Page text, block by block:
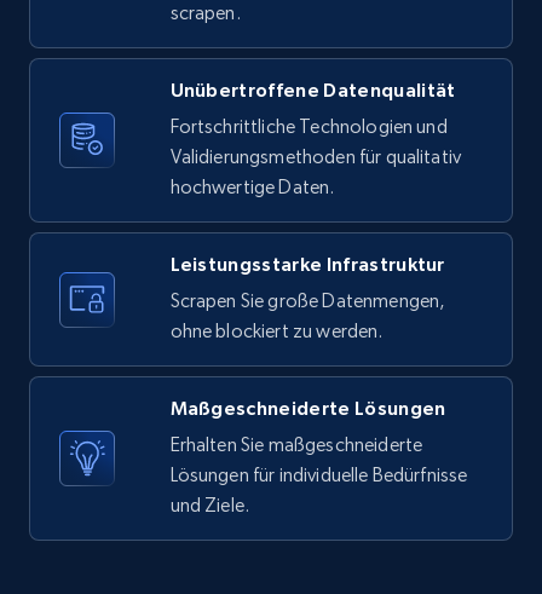
X (formerly Twitter) - Posts
ID, User posted, Name, Description, Date
posted, Photos, URL, Quoted post, and more.
10.3K+ 1.2K+ Gratis testen
Twitter posts URLs
ID, User posted, Name, Description, Date
posted, Photos, URL, Quoted post, and more.
1.2K+
scrapen.
Unübertroffene Datenqualität
Fortschrittliche Technologien und
Validierungsmethoden für qualitativ
hochwertige Daten.
Leistungsstarke Infrastruktur
Scrapen Sie große Datenmengen,
ohne blockiert zu werden.
Maßgeschneiderte Lösungen
Erhalten Sie maßgeschneiderte
Lösungen für individuelle Bedürfnisse
und Ziele.